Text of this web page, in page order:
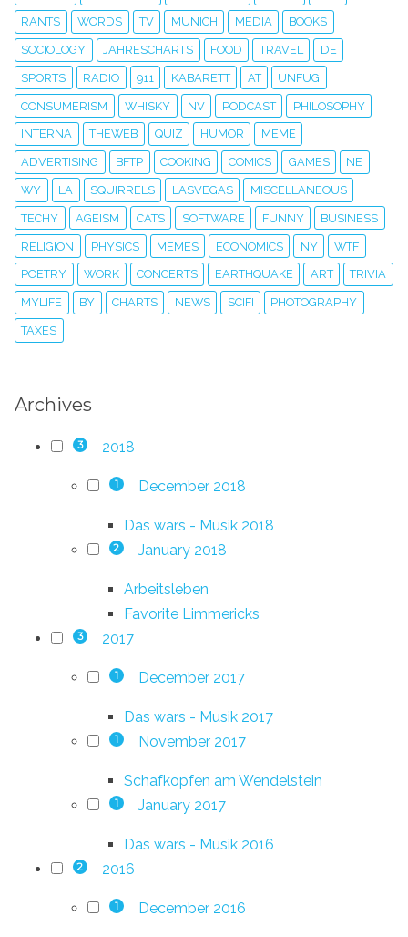
RANTS WORDS TV MUNICH MEDIA BOOKS
SOCIOLOGY JAHRESCHARTS FOOD TRAVEL DE
SPORTS RADIO 911 KABARETT AT UNFUG
CONSUMERISM WHISKY NV PODCAST PHILOSOPHY
INTERNA THEWEB QUIZ HUMOR MEME
ADVERTISING BFTP COOKING COMICS GAMES NE
WY LA SQUIRRELS LASVEGAS MISCELLANEOUS
TECHY AGEISM CATS SOFTWARE FUNNY BUSINESS
RELIGION PHYSICS MEMES ECONOMICS NY WTF
POETRY WORK CONCERTS EARTHQUAKE ART TRIVIA
MYLIFE BY CHARTS NEWS SCIFI PHOTOGRAPHY
TAXES
Archives
3 2018
1 December 2018
Das wars - Musik 2018
2 January 2018
Arbeitsleben
Favorite Limmericks
3 2017
1 December 2017
Das wars - Musik 2017
1 November 2017
Schafkopfen am Wendelstein
1 January 2017
Das wars - Musik 2016
2 2016
1 December 2016